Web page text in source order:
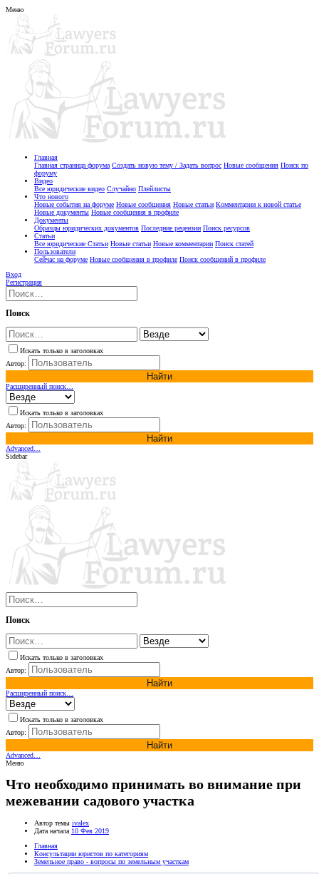
Меню
Главная
Главная страница форума Создать новую тему / Задать вопрос Новые сообщения Поиск по
форуму
Видео
Все юридические видео Случайно Плейлисты
Что нового
Новые события на форуме Новые сообщения Новые статьи Комментарии к новой статье
Новые документы Новые сообщения в профиле
Документы
Образцы юридических документов Последние рецензии Поиск ресурсов
Статьи
Все юридические Статьи Новые статьи Новые комментарии Поиск статей
Пользователи
Сейчас на форуме Новые сообщения в профиле Поиск сообщений в профиле
Вход
Регистрация
Поиск
Искать только в заголовках
Автор:
Найти
Расширенный поиск…
Искать только в заголовках
Автор:
Найти
Advanced…
Sidebar
Поиск
Искать только в заголовках
Автор:
Найти
Расширенный поиск…
Искать только в заголовках
Автор:
Найти
Advanced…
Меню
Что необходимо принимать во внимание при
межевании садового участка
Автор темы ivalex
Дата начала 10 Фев 2019
Главная
Консультации юристов по категориям
Земельное право - вопросы по земельным участкам